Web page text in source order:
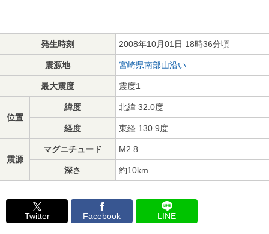
発生時刻 2008年10月01日 18時36分頃
震源地 宮崎県南部山沿い
最大震度 震度1
位置
緯度 北緯 32.0度
経度 東経 130.9度
震源
マグニチュード M2.8
深さ 約10km
Twitter Facebook LINE